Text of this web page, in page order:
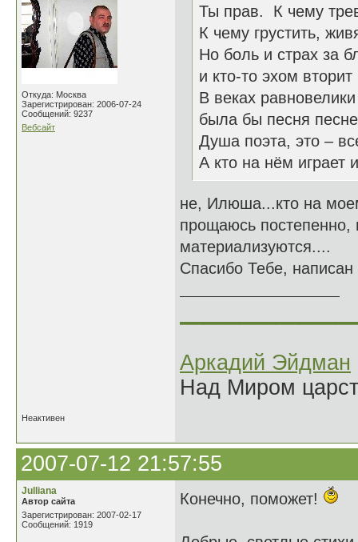
Откуда: Москва
Зарегистрирован: 2006-07-24
Сообщений: 9237
Вебсайт
Ты прав. К чему
К чему грустить,
Но боль и страх за
и кто-то эхом
В веках
была бы песня
Душа поэта, это –
А кто на нём играет
не, Илюша...кто на
прощаюсь постепенно,
материализуются....
Спасибо Тебе, написан
Аркадий Эйдман
Над Миром
Неактивен
2007-07-12 21:57:55
Julliana
Автор сайта
Зарегистрирован: 2007-02-17
Сообщений: 1919
Конечно, поможет!